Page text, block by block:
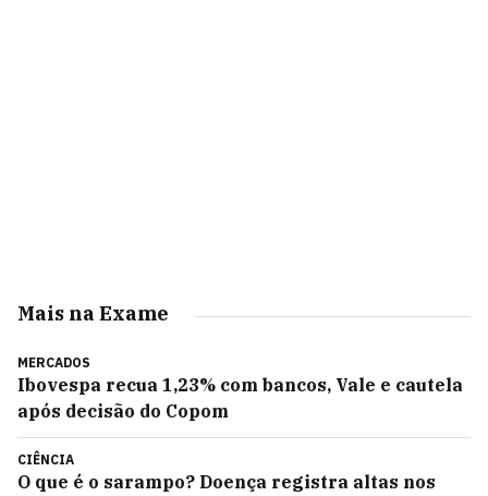
Mais na Exame
MERCADOS
Ibovespa recua 1,23% com bancos, Vale e cautela
após decisão do Copom
CIÊNCIA
O que é o sarampo? Doença registra altas nos